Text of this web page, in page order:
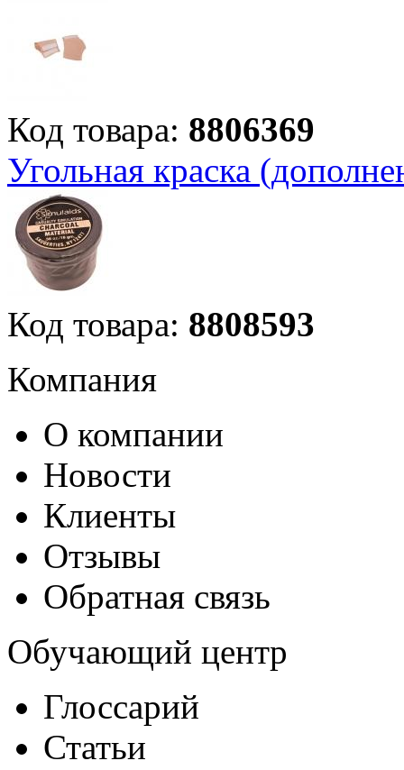
Код товара: 8806369
Угольная краска
Код товара: 8808593
Компания
О компании
Новости
Клиенты
Отзывы
Обратная связь
Обучающий центр
Глоссарий
Статьи